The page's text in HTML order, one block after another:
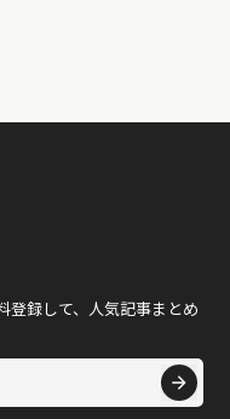
登録して、人気記事まとめ